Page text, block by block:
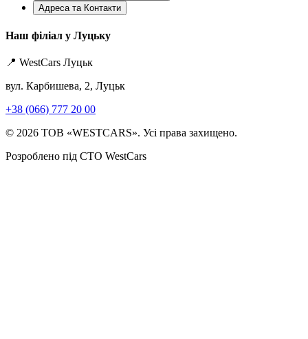
Адреса та Контакти
Наш філіал у Луцьку
📍 WestCars Луцьк
вул. Карбишева, 2, Луцьк
+38 (066) 777 20 00
© 2026 ТОВ «WESTCARS». Усі права захищено.
Розроблено під СТО WestCars